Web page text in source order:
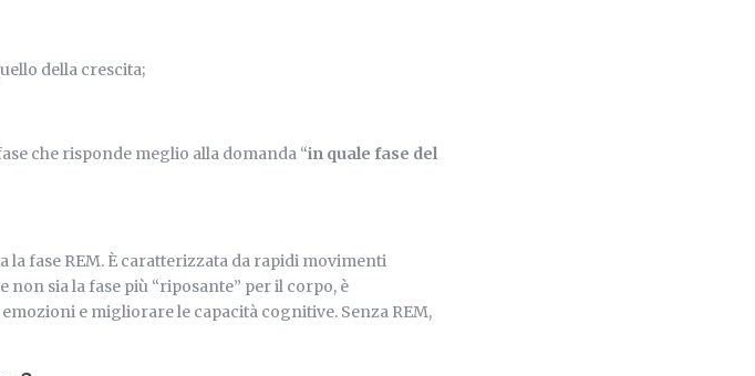
della crescita;
che risponde meglio alla domanda “in quale fase del
la fase REM. È caratterizzata da rapidi movimenti
sia la fase più “riposante” per il corpo, è
e migliorare le capacità cognitive. Senza REM,